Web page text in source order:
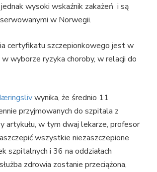
wysoki wskaźnik zakażeń i są
w Norwegii.
certyfikatu szczepionkowego jest w
wyborze ryzyka choroby, w relacji do
wynika, że średnio 11
przyjmowanych do szpitala z
w tym dwaj lekarze, profesor
wszystkie niezaszczepione
szpitalnych i 36 na oddziałach
zdrowia zostanie przeciążona,